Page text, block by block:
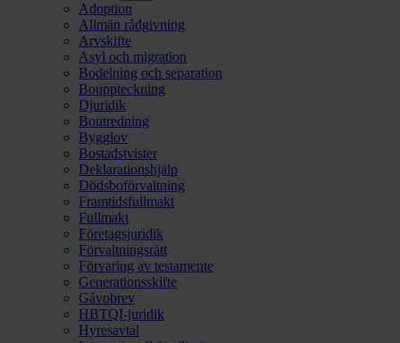
Adoption
Allmän rådgivning
Arvskifte
Asyl och migration
Bodelning och separation
Bouppteckning
Djuridik
Boutredning
Bygglov
Bostadstvister
Deklarationshjälp
Dödsboförvaltning
Framtidsfullmakt
Fullmakt
Företagsjuridik
Förvaltningsrätt
Förvaring av testamente
Generationsskifte
Gåvobrev
HBTQI-juridik
Hyresavtal